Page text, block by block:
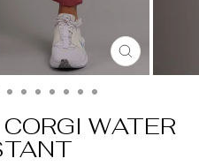
CERRAR
(ESC)
WATER